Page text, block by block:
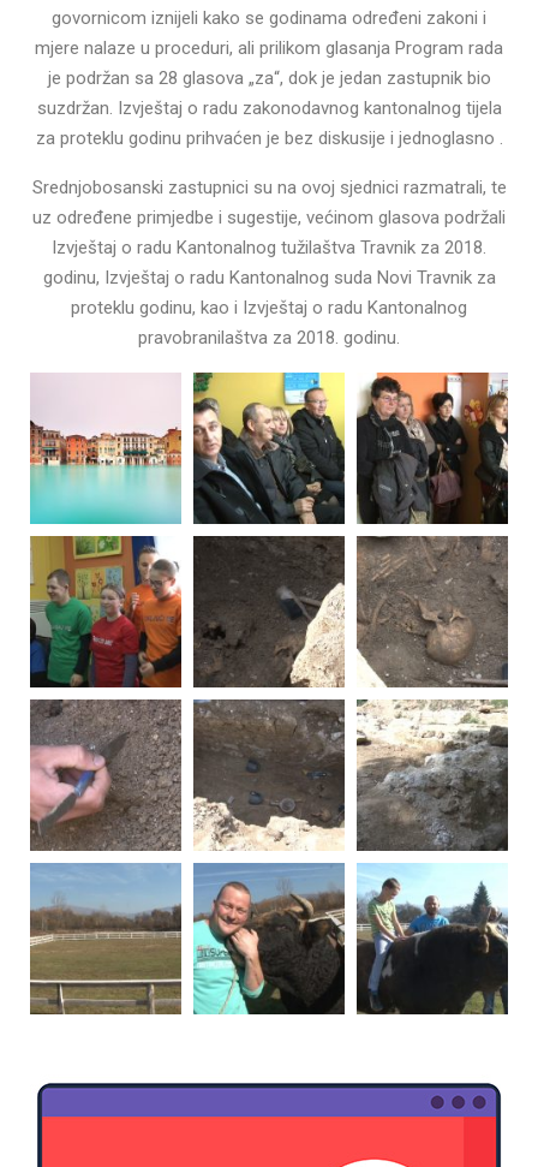
govornicom iznijeli kako se godinama određeni zakoni i
mjere nalaze u proceduri, ali prilikom glasanja Program rada
je podržan sa 28 glasova „za“, dok je jedan zastupnik bio
suzdržan. Izvještaj o radu zakonodavnog kantonalnog tijela
za proteklu godinu prihvaćen je bez diskusije i jednoglasno .
Srednjobosanski zastupnici su na ovoj sjednici razmatrali, te
uz određene primjedbe i sugestije, većinom glasova podržali
Izvještaj o radu Kantonalnog tužilaštva Travnik za 2018.
godinu, Izvještaj o radu Kantonalnog suda Novi Travnik za
proteklu godinu, kao i Izvještaj o radu Kantonalnog
pravobranilaštva za 2018. godinu.